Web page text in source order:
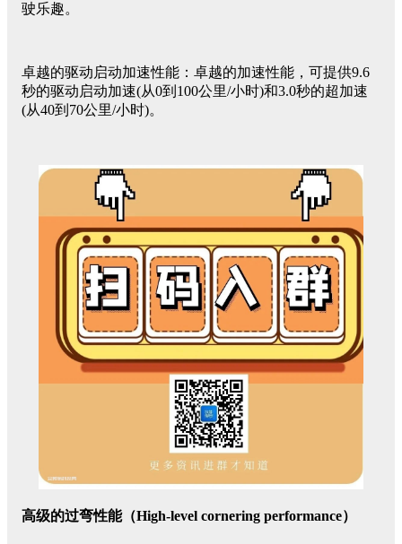
驶乐趣。
卓越的驱动启动加速性能：卓越的加速性能，可提供9.6
秒的驱动启动加速(从0到100公里/小时)和3.0秒的超加速
(从40到70公里/小时)。
高级的过弯性能（High-level cornering performance）